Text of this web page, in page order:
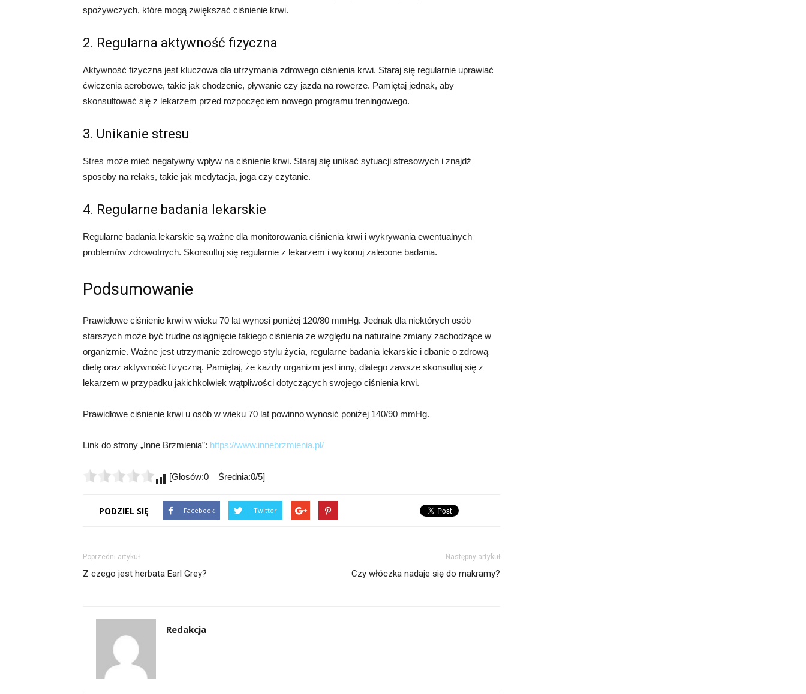
spożywczych, które mogą zwiększać ciśnienie krwi.
2. Regularna aktywność fizyczna
Aktywność fizyczna jest kluczowa dla utrzymania zdrowego ciśnienia krwi. Staraj się regularnie uprawiać
ćwiczenia aerobowe, takie jak chodzenie, pływanie czy jazda na rowerze. Pamiętaj jednak, aby
skonsultować się z lekarzem przed rozpoczęciem nowego programu treningowego.
3. Unikanie stresu
Stres może mieć negatywny wpływ na ciśnienie krwi. Staraj się unikać sytuacji stresowych i znajdź
sposoby na relaks, takie jak medytacja, joga czy czytanie.
4. Regularne badania lekarskie
Regularne badania lekarskie są ważne dla monitorowania ciśnienia krwi i wykrywania ewentualnych
problemów zdrowotnych. Skonsultuj się regularnie z lekarzem i wykonuj zalecone badania.
Podsumowanie
Prawidłowe ciśnienie krwi w wieku 70 lat wynosi poniżej 120/80 mmHg. Jednak dla niektórych osób
starszych może być trudne osiągnięcie takiego ciśnienia ze względu na naturalne zmiany zachodzące w
organizmie. Ważne jest utrzymanie zdrowego stylu życia, regularne badania lekarskie i dbanie o zdrową
dietę oraz aktywność fizyczną. Pamiętaj, że każdy organizm jest inny, dlatego zawsze skonsultuj się z
lekarzem w przypadku jakichkolwiek wątpliwości dotyczących swojego ciśnienia krwi.
Prawidłowe ciśnienie krwi u osób w wieku 70 lat powinno wynosić poniżej 140/90 mmHg.
Link do strony „Inne Brzmienia”: https://www.innebrzmienia.pl/
[Głosów:0 Średnia:0/5]
PODZIEL SIĘ Facebook Twitter
Poprzedni artykuł
Z czego jest herbata Earl Grey?
Następny artykuł
Czy włóczka nadaje się do makramy?
Redakcja